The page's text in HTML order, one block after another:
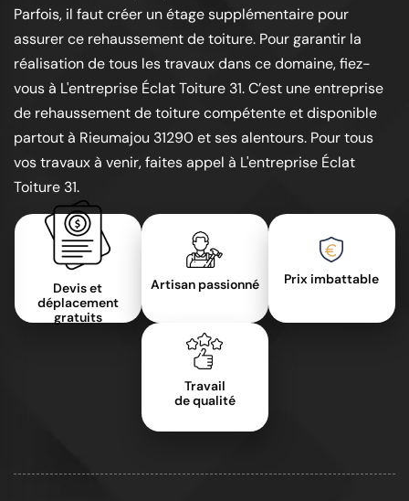
Parfois, il faut créer un étage supplémentaire pour
assurer ce rehaussement de toiture. Pour garantir la
réalisation de tous les travaux dans ce domaine, fiez-
vous à L'entreprise Éclat Toiture 31. C’est une entreprise
de rehaussement de toiture compétente et disponible
partout à Rieumajou 31290 et ses alentours. Pour tous
vos travaux à venir, faites appel à L'entreprise Éclat
Toiture 31.
Devis et
déplacement
gratuits
Artisan passionné Prix imbattable
Travail
de qualité